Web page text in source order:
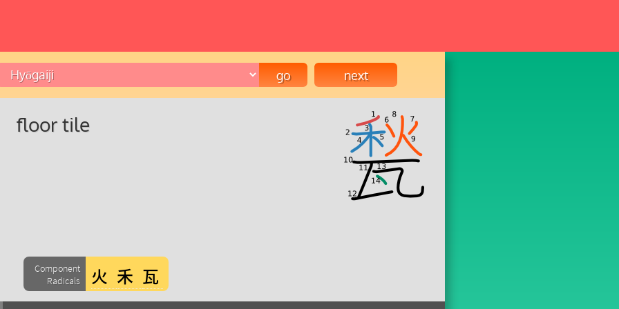
floor tile
Component
Radicals